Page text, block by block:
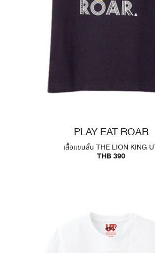
PLAY EAT ROAR
เสื้อแขนสั้น THE LION KING
THB 390